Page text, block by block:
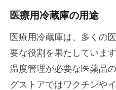
医療用冷蔵庫の用途
医療用冷蔵庫は、多くの
要な役割を果たしていま
温度管理が必要な医薬品
グストアではワクチンや